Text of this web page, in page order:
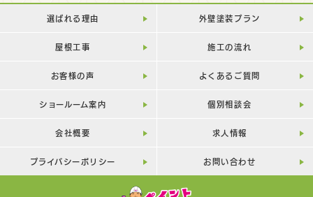
選ばれる理由 外壁塗装プラン
屋根工事 施工の流れ
お客様の声 よくあるご質問
ショールーム案内 個別相談会
会社概要 求人情報
プライバシーポリシー お問い合わせ